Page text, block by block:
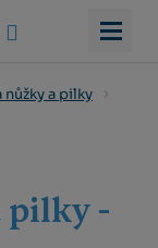
nůžky a pilky
pilky -